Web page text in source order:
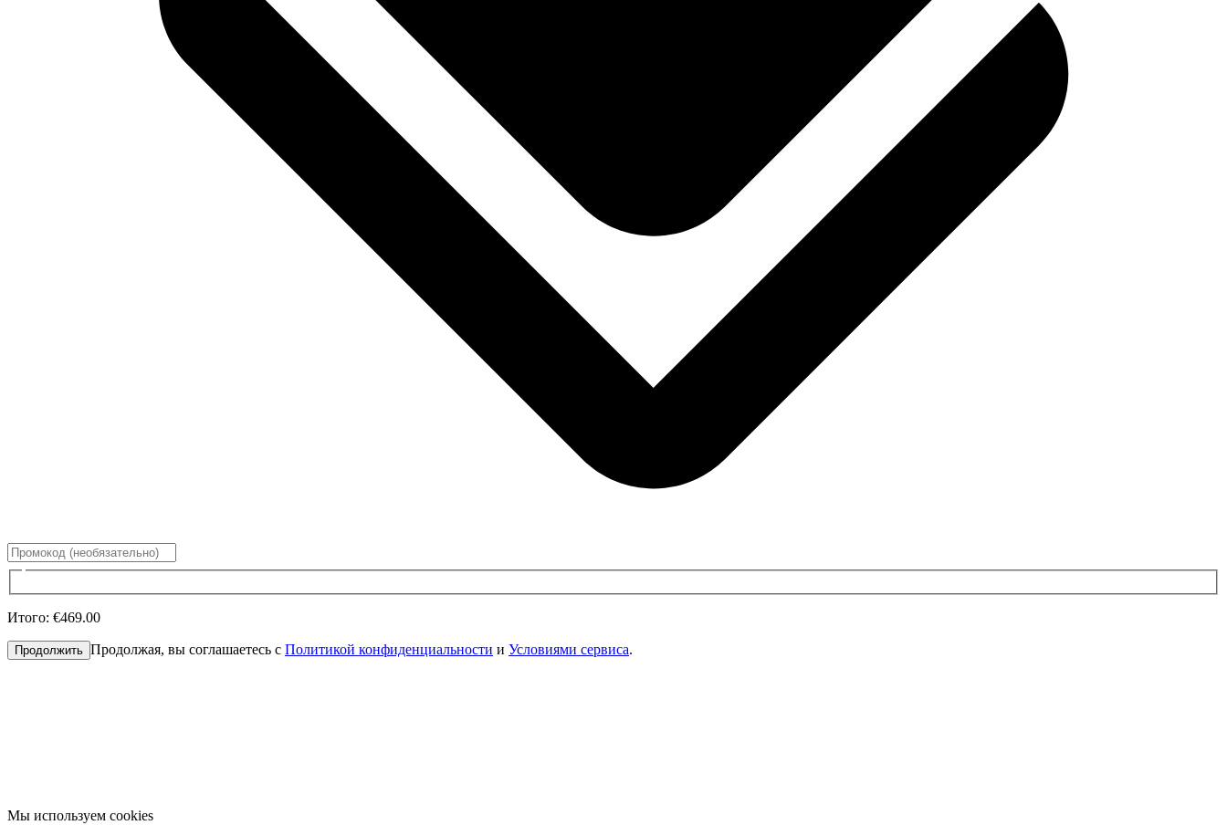
Итого: €469.00
Продолжить Продолжая, вы соглашаетесь с Политикой конфиденциальности и Условиями сервиса.
Мы используем cookies